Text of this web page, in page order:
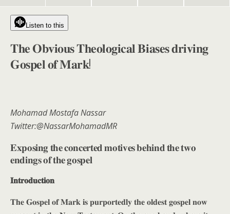
Listen to this
𝐓𝐡𝐞 𝐎𝐛𝐯𝐢𝐨𝐮𝐬 𝐓𝐡𝐞𝐨𝐥𝐨𝐠𝐢𝐜𝐚𝐥 𝐁𝐢𝐚𝐬𝐞𝐬 𝐝𝐫𝐢𝐯𝐢𝐧𝐠
𝐆𝐨𝐬𝐩𝐞𝐥 𝐨𝐟 𝐌𝐚𝐫𝐤!
Mohamad Mostafa Nassar
Twitter:@NassarMohamadMR
𝐄𝐱𝐩𝐨𝐬𝐢𝐧𝐠 𝐭𝐡𝐞 𝐜𝐨𝐧𝐜𝐞𝐫𝐭𝐞𝐝 𝐦𝐨𝐭𝐢𝐯𝐞𝐬 𝐛𝐞𝐡𝐢𝐧𝐝 𝐭𝐡𝐞 𝐭𝐰𝐨
𝐞𝐧𝐝𝐢𝐧𝐠𝐬 𝐨𝐟 𝐭𝐡𝐞 𝐠𝐨𝐬𝐩𝐞𝐥
𝐈𝐧𝐭𝐫𝐨𝐝𝐮𝐜𝐭𝐢𝐨𝐧
𝐓𝐡𝐞 𝐆𝐨𝐬𝐩𝐞𝐥 𝐨𝐟 𝐌𝐚𝐫𝐤 𝐢𝐬 𝐩𝐮𝐫𝐩𝐨𝐫𝐭𝐞𝐝𝐥𝐲 𝐭𝐡𝐞 𝐨𝐥𝐝𝐞𝐬𝐭 𝐠𝐨𝐬𝐩𝐞𝐥 𝐧𝐨𝐰